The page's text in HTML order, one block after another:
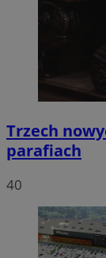
Trzech
parafiach
40